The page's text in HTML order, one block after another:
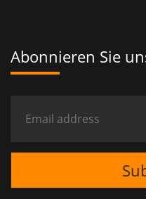
Abonnieren Sie